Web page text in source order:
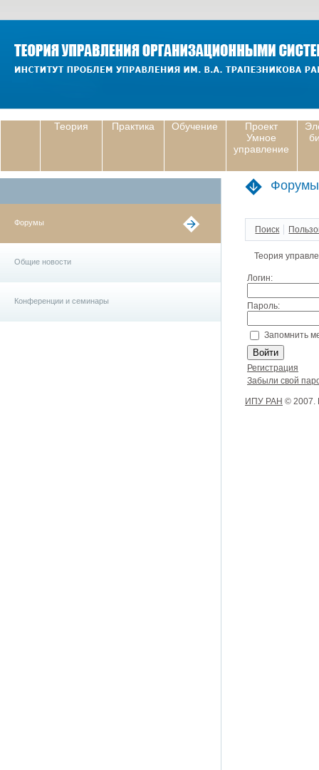
Теория Практика Обучение
Проект
Умное
управление
Форумы
Общие новости
Конференции и семинары
Поиск
Теория
Логин:
Пароль:
Запомнить
Регистрация
Забыли свой
ИПУ РАН © 2007.